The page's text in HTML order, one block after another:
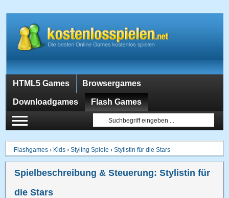
HTML5 Games Browsergames
Downloadgames Flash Games
Flashgames › Kids ›Styling Spiele ›Stylistin für die Stars
Spielbeschreibung & Steuerung:Stylistin für
die Stars